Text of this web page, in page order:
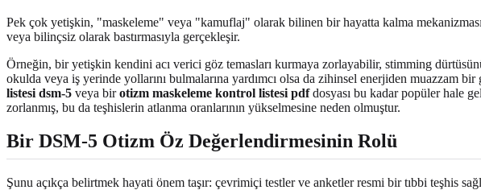
Pek çok yetişkin, "maskeleme" veya "kamuflaj" olarak bilinen bir hayatta kalma
veya bilinçsiz olarak bastırmasıyla gerçekleşir.
Örneğin, bir yetişkin kendini acı verici göz temasları kurmaya zorlayabilir, stimming
okulda veya iş yerinde yollarını bulmalarına yardımcı olsa da zihinsel enerjiden muazzam
listesi dsm-5 veya birotizm maskeleme kontrol listesi pdfdosyası bu kadar popüler hale
zorlanmış, bu da teşhislerin atlanma oranlarının yükselmesine neden olmuştur.
Bir DSM-5 Otizm Öz Değerlendirmesinin Rolü
Şunu açıkça belirtmek hayati önem taşır: çevrimiçi testler ve anketler resmi bir tıbbi teşhis